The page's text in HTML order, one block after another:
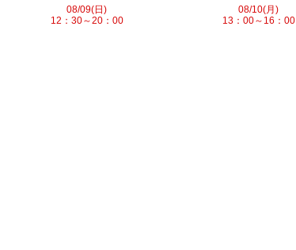
08/09(日)
12：30～20：00
08/10(月)
13：00～16：00